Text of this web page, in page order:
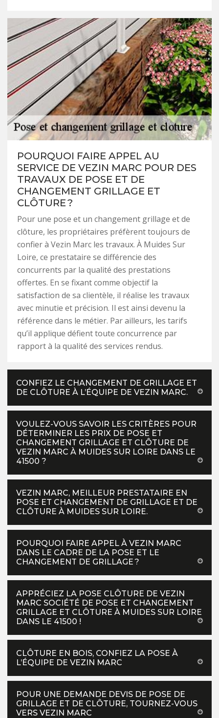
POURQUOI FAIRE APPEL AU
SERVICE DE VEZIN MARC POUR DES
TRAVAUX DE POSE ET DE
CHANGEMENT GRILLAGE ET
CLÔTURE ?
Pour une pose et un changement grillage et de
clôture, les propriétaires préfèrent toujours de
confier à Vezin Marc les travaux. À Muides Sur
Loire, ce prestataire se différencie des
concurrents par la qualité des prestations
offertes. En se fixant comme objectif la
satisfaction de sa clientèle, il réalise les travaux
avec minutie et précision. Il est ainsi devenu la
référence dans le métier. Par ailleurs, les tarifs
qu’il applique défient toute concurrence par
rapport à la qualité des services rendus.
CONFIEZ LE CHANGEMENT DE GRILLAGE ET
DE CLÔTURE À L’ÉQUIPE DE VEZIN MARC.
VOULEZ-VOUS SAVOIR LES CRITÈRES POUR
DÉTERMINER LES PRIX DE POSE ET
CHANGEMENT GRILLAGE ET CLÔTURE DE
VEZIN MARC À MUIDES SUR LOIRE DANS LE
41500 ?
VEZIN MARC, MEILLEUR PRESTATAIRE EN
POSE ET CHANGEMENT DE GRILLAGE ET DE
CLÔTURE À MUIDES SUR LOIRE.
POURQUOI FAIRE APPEL À VEZIN MARC
DANS LE CADRE DE LA POSE ET LE
CHANGEMENT DE GRILLAGE ?
APPRÉCIEZ LA POSE CLÔTURE DE VEZIN
MARC SOCIÉTÉ DE POSE ET CHANGEMENT
GRILLAGE ET CLÔTURE À MUIDES SUR LOIRE
DANS LE 41500 !
CLÔTURE EN BOIS, CONFIEZ LA POSE À
L’ÉQUIPE DE VEZIN MARC
POUR UNE DEMANDE DEVIS DE POSE DE
GRILLAGE ET DE CLÔTURE, TOURNEZ-VOUS
VERS VEZIN MARC